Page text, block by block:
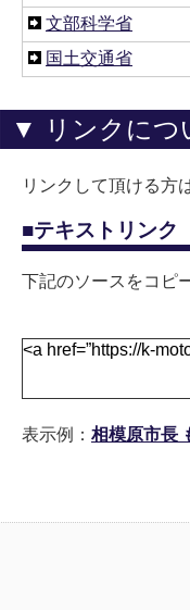
文部科学省
国土交通省
▼ リンクにつ
リンクして頂ける方
■テキストリンク
下記のソースをコピ
表示例： 相模原市長